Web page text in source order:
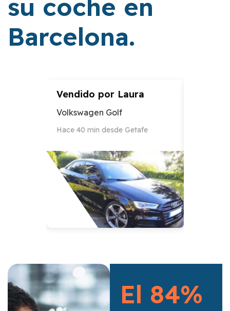
su coche en
Barcelona.
Vendido por Laura
Volkswagen Golf
Hace 40 min desde Getafe
El 84%